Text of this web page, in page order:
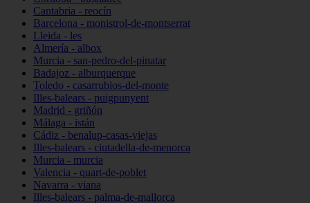
Cantabria - reocín
Barcelona - monistrol-de-montserrat
Lleida - les
Almería - albox
Murcia - san-pedro-del-pinatar
Badajoz - alburquerque
Toledo - casarrubios-del-monte
Illes-balears - puigpunyent
Madrid - griñón
Málaga - istán
Cádiz - benalup-casas-viejas
Illes-balears - ciutadella-de-menorca
Murcia - murcia
Valencia - quart-de-poblet
Navarra - viana
Illes-balears - palma-de-mallorca